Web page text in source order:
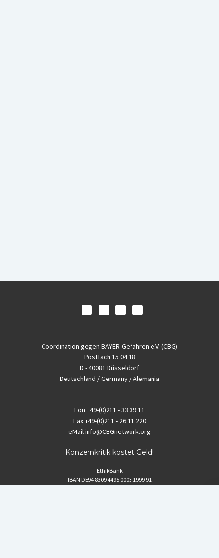
Coordination gegen BAYER-Gefahren e.V. (CBG)
Postfach 15 04 18
D - 40081 Düsseldorf
Deutschland / Germany / Alemania
Fon +49-(0)211 - 33 39 11
Fax+49-(0)211 - 26 11 220
eMailinfo@CBGnetwork.org
Konzernkritik kostet Geld!
EthikBank
IBAN DE94 8309 4495 0003 1999 91